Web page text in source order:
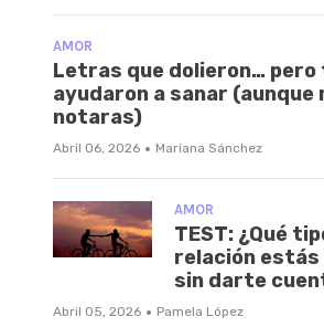
AMOR
Letras que dolieron… pero
ayudaron a sanar (aunque
notaras)
Abril 06, 2026 · Mariana Sánchez
AMOR
TEST: ¿Qué
relación estás
sin darte
Abril 05, 2026 · Pamela López